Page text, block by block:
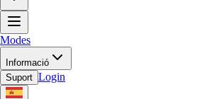
Modes
Informació
Suport Login